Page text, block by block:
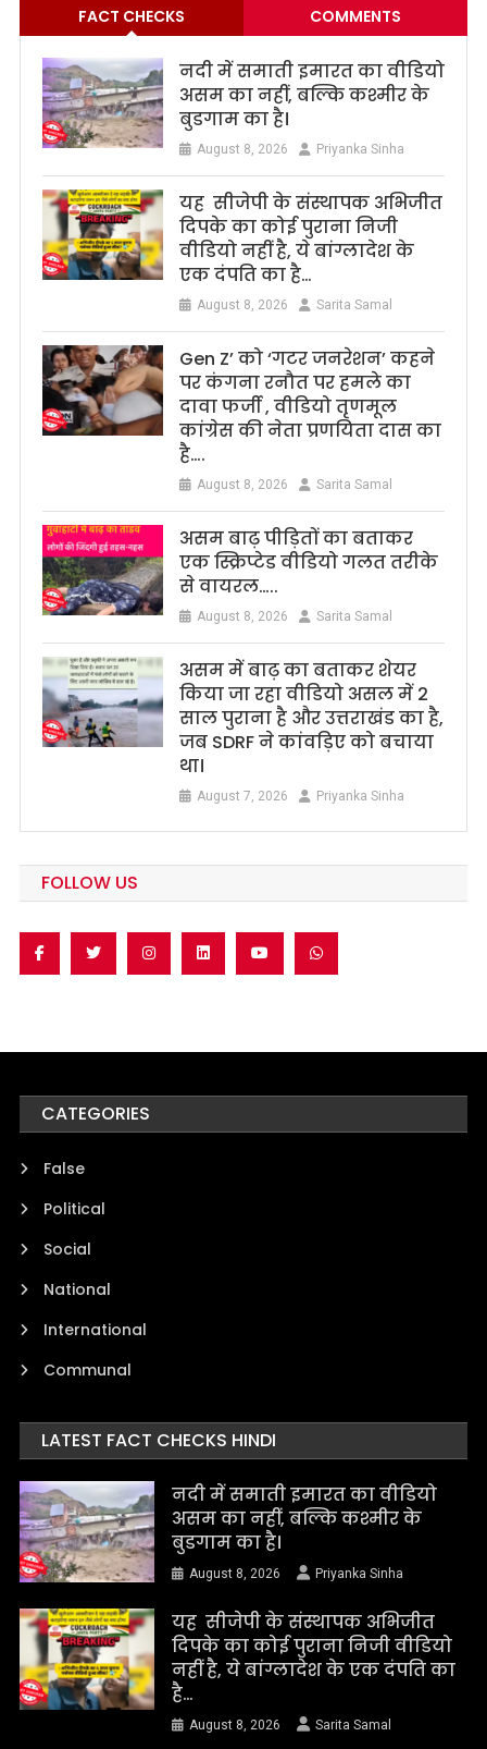
FACT CHECKS COMMENTS
नदी में समाती इमारत का वीडियो
असम का नहीं, बल्कि कश्मीर के
बुडगाम का है।
August 8, 2026 Priyanka Sinha
यह सीजेपी के संस्थापक अभिजीत
दिपके का कोई पुराना निजी
वीडियो नहीं है, ये बांग्लादेश के
एक दंपति का है…
August 8, 2026 Sarita Samal
Gen Z’ को ‘गटर जनरेशन’ कहने
पर कंगना रनौत पर हमले का
दावा फर्जी , वीडियो तृणमूल
कांग्रेस की नेता प्रणयिता दास का
है….
August 8, 2026 Sarita Samal
असम बाढ़ पीड़ितों का बताकर
एक स्क्रिप्टेड वीडियो गलत तरीके
से वायरल…..
August 8, 2026 Sarita Samal
असम में बाढ़ का बताकर शेयर
किया जा रहा वीडियो असल में 2
साल पुराना है और उत्तराखंड का है,
जब SDRF ने कांवड़िए को बचाया
था।
August 7, 2026 Priyanka Sinha
FOLLOW US
CATEGORIES
False
Political
Social
National
International
Communal
LATEST FACT CHECKS HINDI
नदी में समाती इमारत का वीडियो
असम का नहीं, बल्कि कश्मीर के
बुडगाम का है।
August 8, 2026 Priyanka Sinha
यह सीजेपी के संस्थापक अभिजीत
दिपके का कोई पुराना निजी वीडियो
नहीं है, ये बांग्लादेश के एक दंपति का
है…
August 8, 2026 Sarita Samal